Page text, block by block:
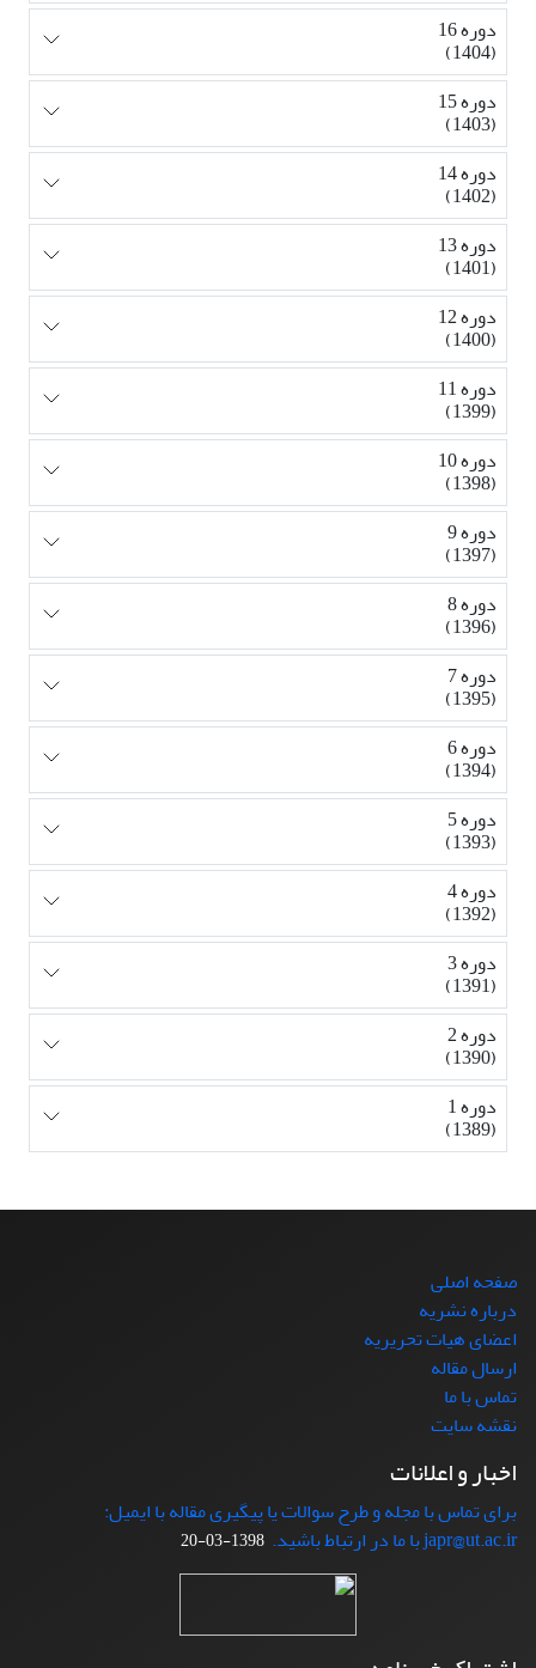
دوره 16
(1404)
دوره 15
(1403)
دوره 14
(1402)
دوره 13
(1401)
دوره 12
(1400)
دوره 11
(1399)
دوره 10
(1398)
دوره 9
(1397)
دوره 8
(1396)
دوره 7
(1395)
دوره 6
(1394)
دوره 5
(1393)
دوره 4
(1392)
دوره 3
(1391)
دوره 2
(1390)
دوره 1
(1389)
صفحه اصلی
درباره نشریه
اعضای هیات تحریریه
ارسال مقاله
تماس با ما
نقشه سایت
اخبار و اعلانات
برای تماس با مجله و طرح سوالات یا پیگیری مقاله با ایمیل:
japr@ut.ac.ir با ما در ارتباط باشید.
1398-03-20